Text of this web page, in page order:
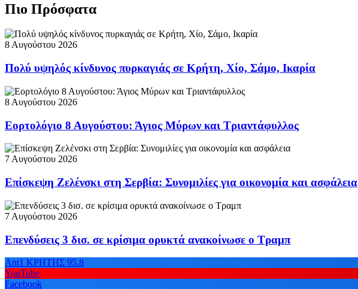
Πιο Πρόσφατα
8 Αυγούστου 2026
Πολύ υψηλός κίνδυνος πυρκαγιάς σε Κρήτη, Χίο, Σάμο, Ικαρία
8 Αυγούστου 2026
Εορτολόγιο 8 Αυγούστου: Άγιος Μύρων και Τριαντάφυλλος
7 Αυγούστου 2026
Επίσκεψη Ζελένσκι στη Σερβία: Συνομιλίες για οικονομία και ασφάλεια
7 Αυγούστου 2026
Επενδύσεις 3 δισ. σε κρίσιμα ορυκτά ανακοίνωσε ο Τραμπ
Ant1 ΚΡΗΤΗΣ 95.8
YouTube
Facebook